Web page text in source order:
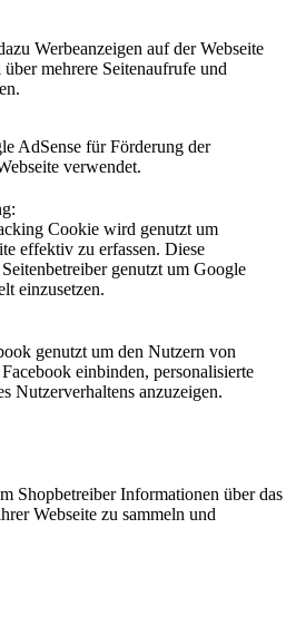
Werbeanzeigen auf der Webseite
mehrere Seitenaufrufe und
AdSense für Förderung der
verwendet.
Cookie wird genutzt um
effektiv zu erfassen. Diese
genutzt um Google
einzusetzen.
genutzt um den Nutzern von
einbinden, personalisierte
Nutzerverhaltens anzuzeigen.
Shopbetreiber Informationen über das
Webseite zu sammeln und